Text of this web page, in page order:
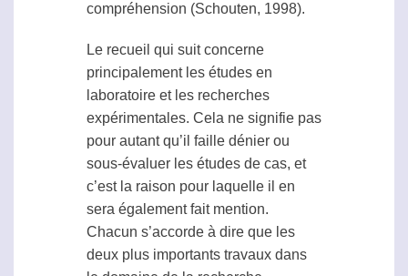
compréhension (Schouten, 1998).
Le recueil qui suit concerne
principalement les études en
laboratoire et les recherches
expérimentales. Cela ne signifie pas
pour autant qu’il faille dénier ou
sous-évaluer les études de cas, et
c’est la raison pour laquelle il en
sera également fait mention.
Chacun s’accorde à dire que les
deux plus importants travaux dans